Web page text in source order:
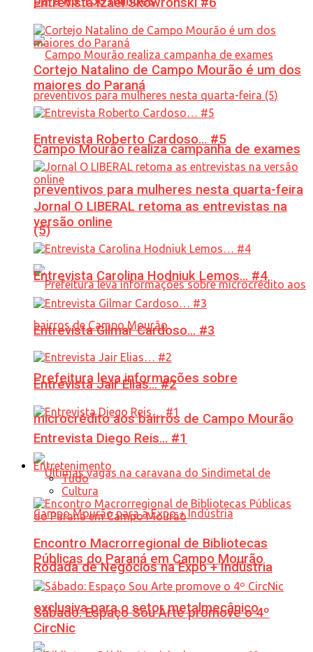
Campo Mourão realiza campanha de exames
preventivos para mulheres nesta quarta-feira
(5)
Prefeitura leva informações sobre
microcrédito aos bairros de Campo Mourão
Rodada de Negócios na Expo + Indústria
exclusiva para o setor metalmecânico
Cortejo Natalino de Campo Mourão é um dos
maiores do Paraná
Entrevista Roberto Cardoso… #5
Jornal O LIBERAL retoma as entrevistas na
versão online
Entrevista Carolina Hodniuk Lemos… #4
Entrevista Gilmar Cardoso… #3
Entrevista Jair Elias… #2
Entrevista Diego Reis… #1
Entretenimento
Tudo
Cultura
Encontro Macrorregional de Bibliotecas
Públicas do Paraná em Campo Mourão
Sábado: Espaço Sou Arte promove o 4º
CircNic